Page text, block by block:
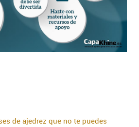
de ajedrez que no te puedes